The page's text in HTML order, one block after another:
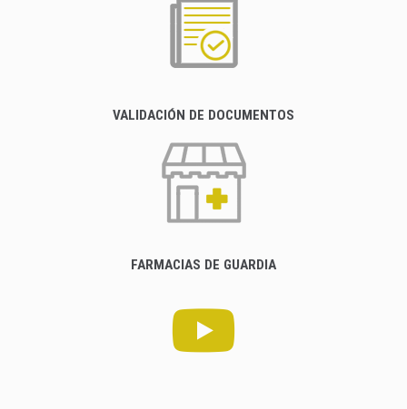
VALIDACIÓN DE DOCUMENTOS
FARMACIAS DE GUARDIA